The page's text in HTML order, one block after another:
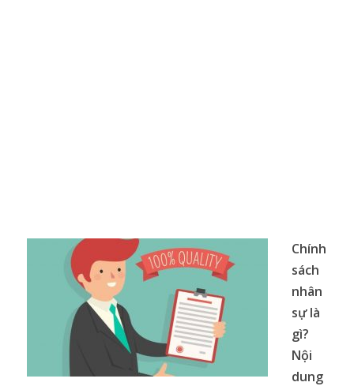
Chính
sách
nhân
sự là
gì?
Nội
dung